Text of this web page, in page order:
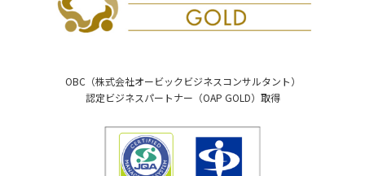
OBC（株式会社オービックビジネスコンサルタント）
認定ビジネスパートナー（OAP GOLD）取得